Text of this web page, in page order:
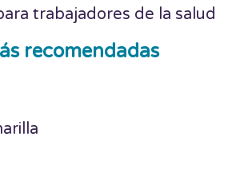
trabajadores de la salud
recomendadas